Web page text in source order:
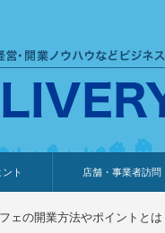
ト
促進
店舗・事業者訪問
アパレル店
カフェ・飲食店
ペットサロン
メーカー
他の業種
美容サロン
薬局
観光・ホテル旅館宿泊
雑貨店
食料品店
ェの開業方法やポイントとは